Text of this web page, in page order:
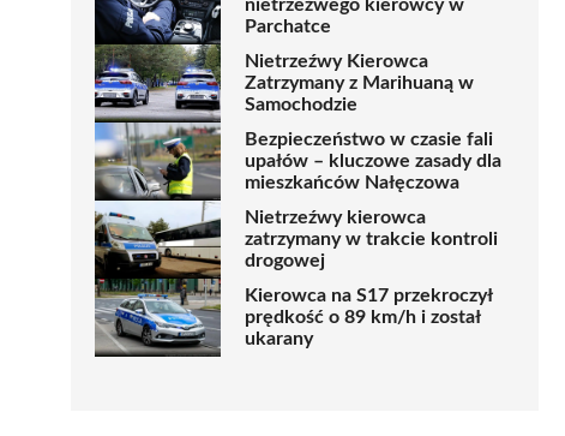
nietrzeźwego kierowcy w
Parchatce
Nietrzeźwy Kierowca
Zatrzymany z Marihuaną w
Samochodzie
Bezpieczeństwo w czasie fali
upałów – kluczowe zasady dla
mieszkańców Nałęczowa
Nietrzeźwy kierowca
zatrzymany w trakcie kontroli
drogowej
Kierowca na S17 przekroczył
prędkość o 89 km/h i został
ukarany